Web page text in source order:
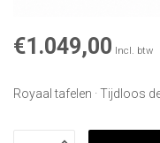
€1.049,00 Incl. btw
Royaal tafelen · Tijdloos